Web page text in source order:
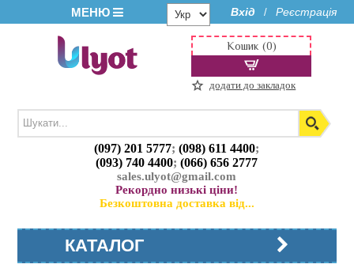
МЕНЮ Вхід / Реєстрація
(097) 201 5777;(098) 611 4400;
(093) 740 4400;(066) 656 2777
sales.ulyot@gmail.com
Рекордно низькі ціни!
Безкоштовна доставка від...
Кошик (0)
додати до закладок
КАТАЛОГ